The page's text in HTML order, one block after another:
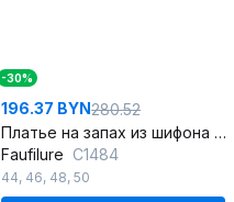
-30%
196.37 BYN280.52
Платье на запах из шифона с V-образным вырезом и длинными рукавами
Faufilure C1484
44, 46, 48, 50